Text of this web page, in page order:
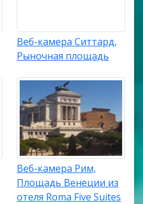
Веб-камера Ситтард,
Рыночная площадь
Веб-камера Рим,
Площадь Венеции из
отеля Roma Five Suites